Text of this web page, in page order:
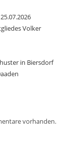
Volker
in Biersdorf
vorhanden.